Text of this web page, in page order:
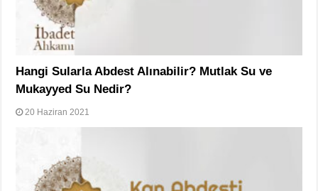
Hangi Sularla Abdest Alınabilir? Mutlak Su ve
Mukayyed Su Nedir?
20 Haziran 2021